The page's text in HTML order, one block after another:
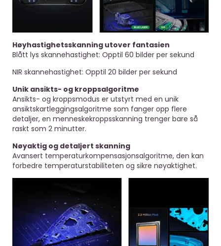
Høyhastighetsskanning utover fantasien
Blått lys skannehastighet: Opptil 60 bilder per sekund
NIR skannehastighet: Opptil 20 bilder per sekund
Unik ansikts- og kroppsalgoritme
Ansikts- og kroppsmodus er utstyrt med en unik
ansiktskartleggingsalgoritme som fanger opp flere
detaljer, en menneskekroppsskanning trenger bare så
raskt som 2 minutter.
Nøyaktig og detaljert skanning
Avansert temperaturkompensasjonsalgoritme, den kan
forbedre temperaturstabiliteten og sikre nøyaktighet.